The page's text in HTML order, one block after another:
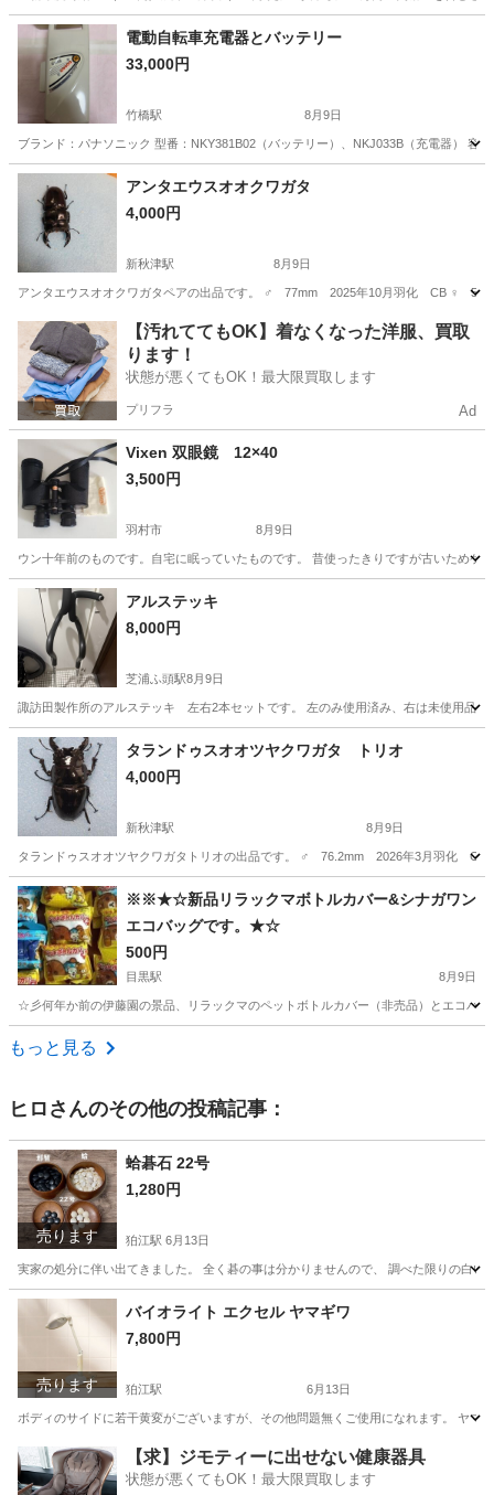
神奈川 藤沢市 その他
電動自転車充電器とバッテリー
33,000円
竹橋駅 8月9日
ブランド：パナソニック 型番：NKY381B02（バッテリー）、NKJ033B（充電器）
東京 千代田区 竹橋駅 その他
アンタエウスオオクワガタ
4,000円
新秋津駅 8月9日
アンタエウスオオクワガタペアの出品です。 ♂ 77mm 2025年10月羽化 CB ♀
東京 東村山市 新秋津駅 その他
【汚れててもOK】着なくなった洋服、買取
ります！
状態が悪くてもOK！最大限買取します
プリフラ Ad
Vixen 双眼鏡 12×40
3,500円
羽村市 8月9日
ウン十年前のものです。自宅に眠っていたものです。 昔使ったきりですが古いため
東京 羽村市
アルステッキ
8,000円
芝浦ふ頭駅8月9日
諏訪田製作所のアルステッキ 左右2本セットです。 左のみ使用済み、右は未使用品
東京 港区 芝浦ふ頭駅 その他 ステッキ
タランドゥスオオツヤクワガタ トリオ
4,000円
新秋津駅 8月9日
タランドゥスオオツヤクワガタトリオの出品です。 ♂ 76.2mm 2026年3月羽化
東京 東村山市 新秋津駅 その他
※※★☆新品リラックマボトルカバー&シナガワン
エコバッグです。★☆
500円
目黒駅 8月9日
☆彡何年か前の伊藤園の景品、リラックマのペットボトルカバー（非売品）とエコバ
東京 品川区
もっと見る
ヒロ さんのその他の投稿記事：
売ります
蛤碁石 22号
1,280円
狛江駅 6月13日
実家の処分に伴い出てきました。 全く碁の事は分かりませんので、 調べた限りの白
東京 狛江市 狛江駅 囲碁、将棋、麻雀 碁石
売ります
バイオライト エクセル ヤマギワ
7,800円
狛江駅 6月13日
ボディのサイドに若干黄変がございますが、その他問題無くご使用になれます。 ヤ
東京 狛江市 狛江駅 その他
【求】ジモティーに出せない健康器具
状態が悪くてもOK！最大限買取します